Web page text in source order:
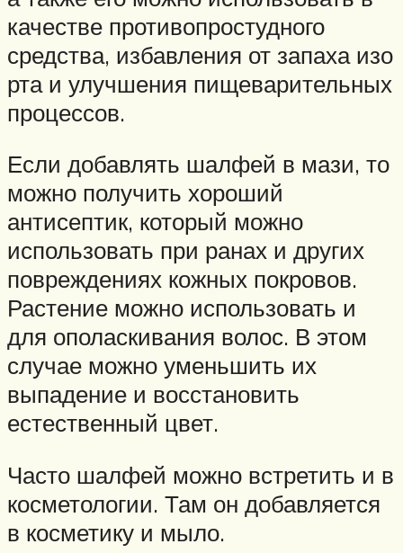
качестве противопростудного
средства, избавления от запаха изо
рта и улучшения пищеварительных
процессов.
Если добавлять шалфей в мази, то
можно получить хороший
антисептик, который можно
использовать при ранах и других
повреждениях кожных покровов.
Растение можно использовать и
для ополаскивания волос. В этом
случае можно уменьшить их
выпадение и восстановить
естественный цвет.
Часто шалфей можно встретить и в
косметологии. Там он добавляется
в косметику и мыло.